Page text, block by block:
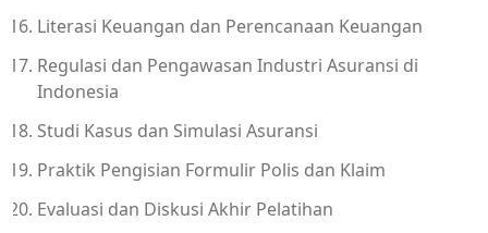
Literasi Keuangan dan Perencanaan Keuangan
Regulasi dan Pengawasan Industri Asuransi di
Indonesia
Studi Kasus dan Simulasi Asuransi
Praktik Pengisian Formulir Polis dan Klaim
Evaluasi dan Diskusi Akhir Pelatihan